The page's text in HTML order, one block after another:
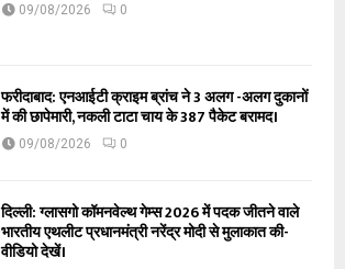
09/08/2026 0
फरीदाबाद: एनआईटी क्राइम ब्रांच ने 3 अलग -अलग दुकानों
में की छापेमारी, नकली टाटा चाय के 387 पैकेट बरामद।
09/08/2026 0
दिल्ली: ग्लासगो कॉमनवेल्थ गेम्स 2026 में पदक जीतने वाले
भारतीय एथलीट प्रधानमंत्री नरेंद्र मोदी से मुलाकात की-
वीडियो देखें।